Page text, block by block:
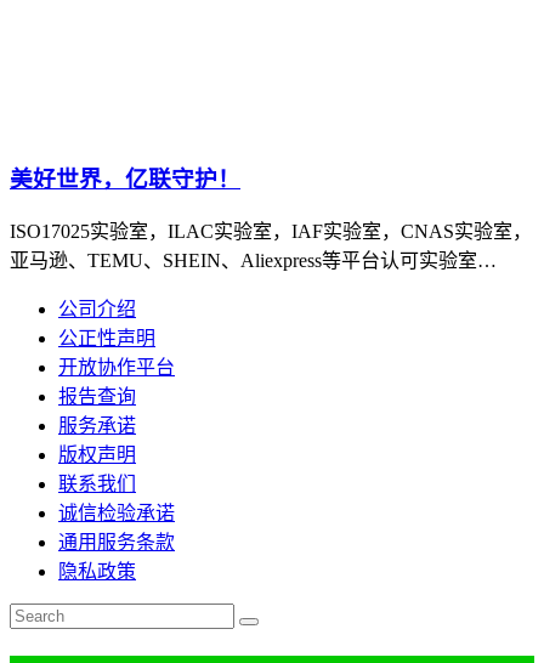
美好世界，亿联守护！
ISO17025实验室，ILAC实验室，IAF实验室，CNAS实验室，
亚马逊、TEMU、SHEIN、Aliexpress等平台认可实验室…
公司介绍
公正性声明
开放协作平台
报告查询
服务承诺
版权声明
联系我们
诚信检验承诺
通用服务条款
隐私政策